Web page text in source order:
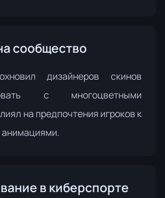
сообщество
дизайнеров скинов
с многоцветными
на предпочтения игроков к
анимациями.
в киберспорте